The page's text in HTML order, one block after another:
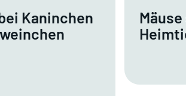
Kaninchen